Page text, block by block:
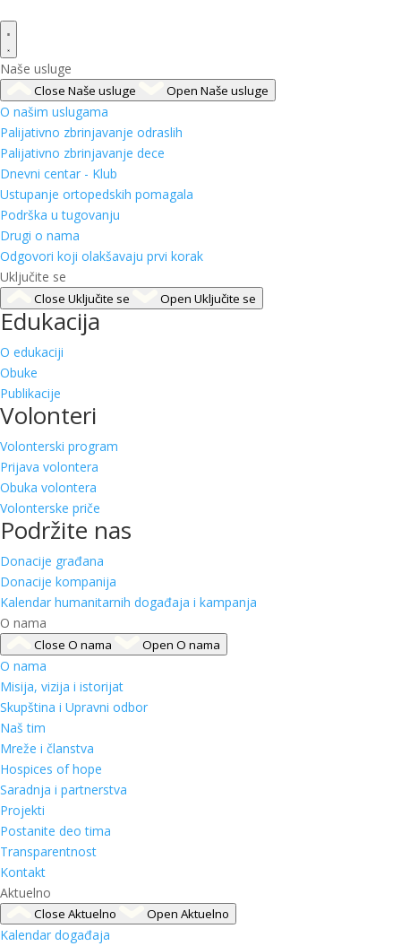
Naše usluge
Close Naše usluge Open Naše usluge
O našim uslugama
Palijativno zbrinjavanje odraslih
Palijativno zbrinjavanje dece
Dnevni centar - Klub
Ustupanje ortopedskih pomagala
Podrška u tugovanju
Drugi o nama
Odgovori koji olakšavaju prvi korak
Uključite se
Close Uključite se Open Uključite se
Edukacija
O edukaciji
Obuke
Publikacije
Volonteri
Volonterski program
Prijava volontera
Obuka volontera
Volonterske priče
Podržite nas
Donacije građana
Donacije kompanija
Kalendar humanitarnih događaja i kampanja
O nama
Close O nama Open O nama
O nama
Misija, vizija i istorijat
Skupština i Upravni odbor
Naš tim
Mreže i članstva
Hospices of hope
Saradnja i partnerstva
Projekti
Postanite deo tima
Transparentnost
Kontakt
Aktuelno
Close Aktuelno Open Aktuelno
Kalendar događaja